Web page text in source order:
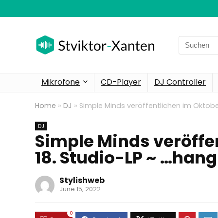
Search
for:
Mikrofone CD-Player DJ Controller
Home » DJ » Simple Minds veröffentlichen im
DJ
Simple Minds
18. Studio-LP ~
Stylishweb
June 15, 2022
0